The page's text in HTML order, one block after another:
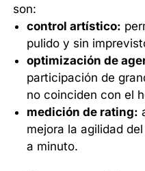
son:
control artístico:
pulido y sin
optimización de
participación de
no coinciden con el
medición de rating:
mejora la agilidad
a minuto.